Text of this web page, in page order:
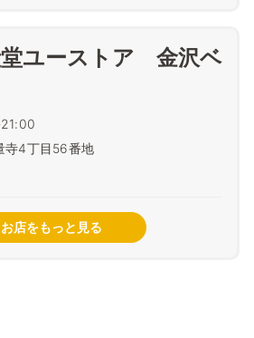
ユーストア 金沢ベ
寺4丁目56番地
お店をもっと見る